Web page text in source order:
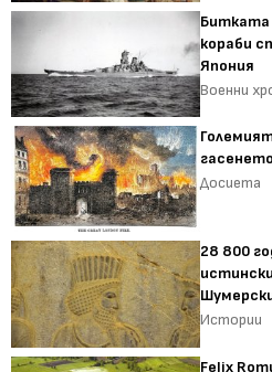
Битката
кораби
Япония
Военни
Досиета
28 800
Истории
Felix